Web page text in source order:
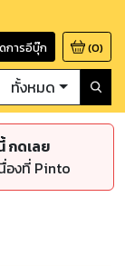
การอีบุ๊ก (0)
ทั้งหมด
กดเลย
องที่ Pinto